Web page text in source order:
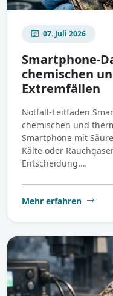
07. Juli 2026
Smartphone-
chemischen
Extremfällen
Notfall-Leitfaden
chemischen und
Smartphone mit
Kälte oder
Entscheidung.…
Mehr erfahren